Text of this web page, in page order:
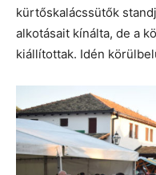
kürtőskalácssütők
alkotásait kínálta, de a
kiállítottak. Idén